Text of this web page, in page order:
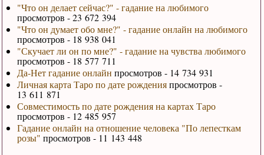
"Что он делает сейчас?" - гадание на любимого
просмотров - 23 672 394
"Что он думает обо мне?" - гадание онлайн на любимого
просмотров - 18 938 041
"Скучает ли он по мне?" - гадание на чувства любимого
просмотров - 18 577 711
Да-Нет гадание онлайн просмотров - 14 734 931
Личная карта Таро по дате рожденияпросмотров -
13 611 871
Совместимость по дате рождения на картах Таро
просмотров - 12 485 957
Гадание онлайн на отношение человека "По лепесткам
розы" просмотров - 11 143 448